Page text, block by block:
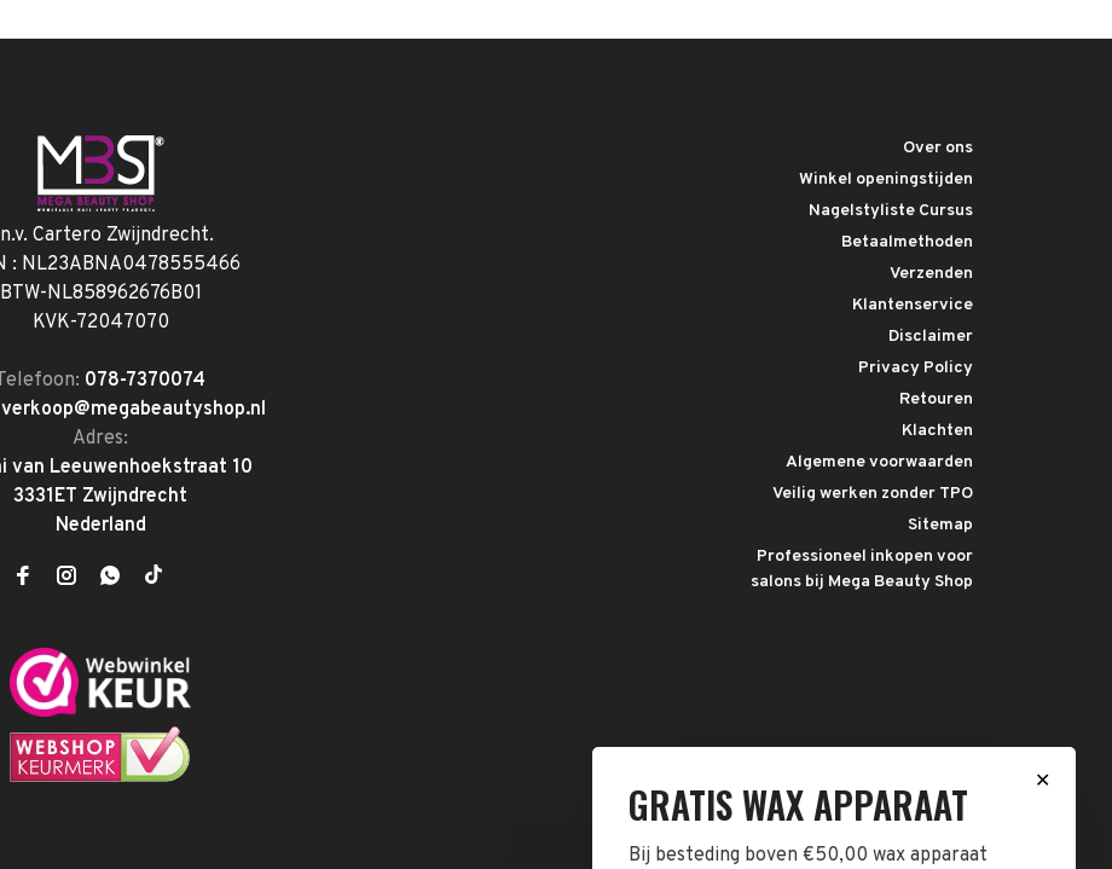
Cartero Zwijndrecht.
: NL23ABNA0478555466
BTW-NL858962676B01
KVK-72047070
078-7370074
verkoop@megabeautyshop.nl
Adres:
van Leeuwenhoekstraat 10
3331ET Zwijndrecht
Nederland
Over ons
Winkel openingstijden
Nagelstyliste Cursus
Betaalmethoden
Verzenden
Klantenservice
Disclaimer
Privacy Policy
Retouren
Klachten
Algemene voorwaarden
Veilig werken zonder TPO
Sitemap
Professioneel inkopen voor
salons bij Mega Beauty Shop
✕
GRATIS WAX APPARAAT
Bij besteding boven €50,00 wax apparaat